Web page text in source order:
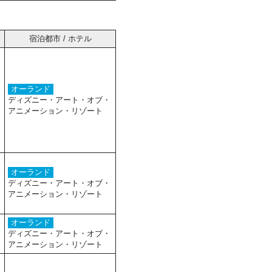
宿泊都市 / ホテル
オーランド
ディズニー・アート・オブ・
アニメーション・リゾート
オーランド
ディズニー・アート・オブ・
アニメーション・リゾート
オーランド
ディズニー・アート・オブ・
アニメーション・リゾート